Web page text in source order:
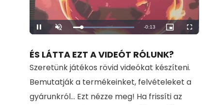
Pause Unmute Loaded:
100.00%
Remaining
-0:13
Picture-
in-
Fullscreen
ÉS LÁTTA EZT A VIDEÓT RÓLUNK?
Szeretünk játékos rövid videókat készíteni.
Bemutatják a termékeinket, felvételeket a
gyárunkról... Ezt nézze meg! Ha frissíti az